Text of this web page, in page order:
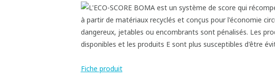
Fiche produit